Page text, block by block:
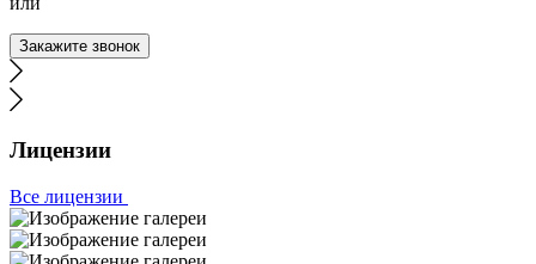
вам в клинику. Так как я продолжал работать и
попросту не мог находиться на лечении долгое время,
мне предложили усиленный курс лечения наркомании.
Наркологи вначале провели мне очищение организма, а
дальше началась психотерапия. Был сильно удивлен, как
бесценные рекомендации, что делать дальше вне
клиники. Спасибо вам огромное!
Закажите звонок
Лицензии
Все лицензии